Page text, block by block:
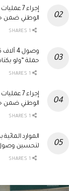
إجراء 7
الوطني ضمن
وصول
حملة “ولو
إجراء 7
الوطني ضمن
الموارد
لتحسين وصول